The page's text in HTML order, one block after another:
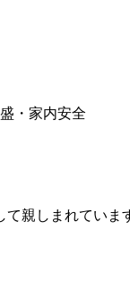
・家内安全
親しまれてい